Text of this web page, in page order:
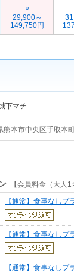
○
29,900～
149,750円
下マチ
熊本市中央区手取本
【会員料金（大人1
【通常】食事なしプ
【通常】食事なしプ
【通常】食事なし